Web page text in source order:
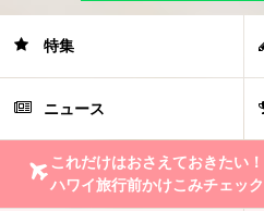
特集
ニュース
これだけはおさえておきたい！
ハワイ旅行前かけこみチェック